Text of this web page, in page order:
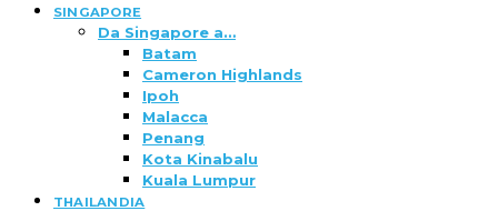
SINGAPORE
Da Singapore a…
Batam
Cameron Highlands
Ipoh
Malacca
Penang
Kota Kinabalu
Kuala Lumpur
THAILANDIA